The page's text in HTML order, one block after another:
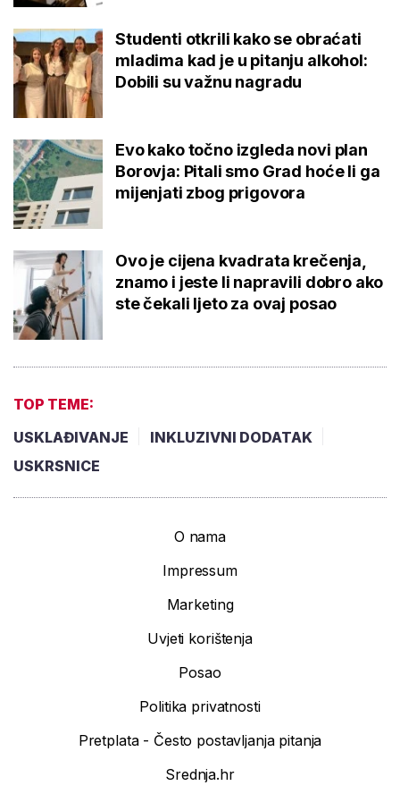
Studenti otkrili kako se obraćati
mladima kad je u pitanju alkohol:
Dobili su važnu nagradu
Evo kako točno izgleda novi plan
Borovja: Pitali smo Grad hoće li ga
mijenjati zbog prigovora
Ovo je cijena kvadrata krečenja,
znamo i jeste li napravili dobro ako
ste čekali ljeto za ovaj posao
TOP TEME:
USKLAĐIVANJE
INKLUZIVNI DODATAK
USKRSNICE
O nama
Impressum
Marketing
Uvjeti korištenja
Posao
Politika privatnosti
Pretplata - Često postavljanja pitanja
Srednja.hr